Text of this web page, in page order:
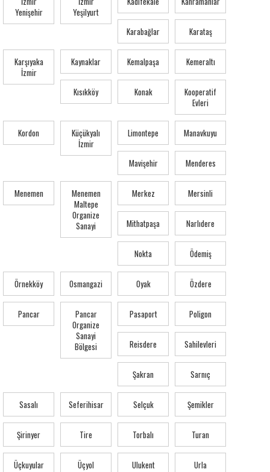
Yenişehir
Yeşilyurt
Karabağlar Karataş
Karşıyaka
İzmir
Kaynaklar Kemalpaşa Kemeraltı
Kısıkköy Konak
Kooperatif
Evleri
Kordon
Küçükyalı
İzmir
Limontepe Manavkuyu
Mavişehir Menderes
Menemen
Menemen
Maltepe
Organize
Sanayi
Merkez Mersinli
Mithatpaşa Narlıdere
Nokta Ödemiş
Örnekköy Osmangazi Oyak Özdere
Pancar
Pancar
Organize
Sanayi
Bölgesi
Pasaport Poligon
Reisdere Sahilevleri
Şakran Sarnıç
Sasalı Seferihisar Selçuk Şemikler
Şirinyer Tire Torbalı Turan
Üçkuyular Üçyol Ulukent Urla